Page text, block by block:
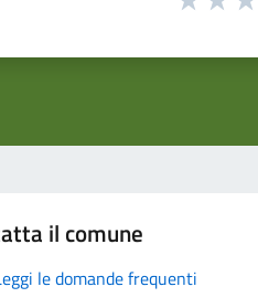
il comune
le domande frequenti